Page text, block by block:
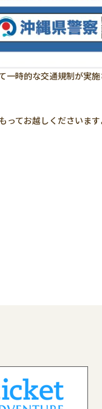
一時的な交通規制が実
てお越しくださいます